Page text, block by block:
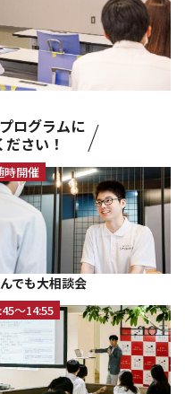
ログラムに
さい！
時開催
でも大相談会
～14:55